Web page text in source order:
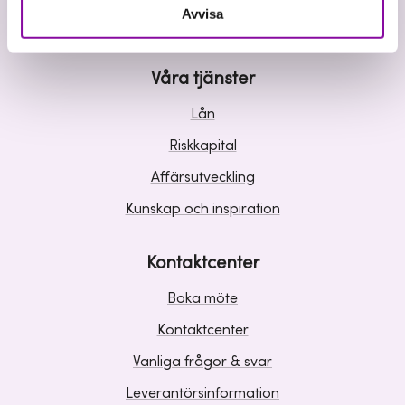
Avvisa
Våra tjänster
Lån
Riskkapital
Affärsutveckling
Kunskap och inspiration
Kontaktcenter
Boka möte
Kontaktcenter
Vanliga frågor & svar
Leverantörsinformation